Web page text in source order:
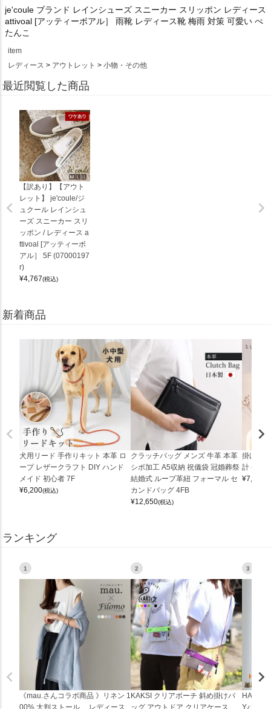
je'coule ブランド レインシューズ スニーカー スリッポン レディース
attivoal [アッティーボアル］ 雨靴 レディース靴 梅雨 対策 可愛い ぺ
たんこ
item
レディース
アウトレット 小物・その他
最近閲覧した商品
【訳あり】【アウト
レット】 je'coule/ジ
ュクール レインシュ
ーズ スニーカー スリ
ッポン / レディース a
ttivoal [アッティーボ
アル］ 5F (07000197
r)
¥4,767(税込)
新着商品
犬用リード 手作りキット 本革 ロ
ープ レザークラフト DIY ハンド
メイド 初心者 7F
¥6,200(税込)
クラッチバッグ メンズ 牛革 本革
シボ加工 A5収納 祝儀袋 冠婚葬祭
結婚式 ループ革紐 フォーマル セ
カンドバッグ 4FB
¥12,650(税込)
掛け時
計
¥7,150
ランキング
1
《mau.さんコラボ商品 》リネン 1
00% 大判ストール レディース
2
KAKSI クリアポーチ 斜め掛けバ
ッグ アウトドア クリアケース
3
Yバッグ